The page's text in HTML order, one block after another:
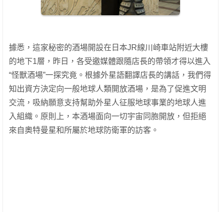
據悉，這家秘密的酒場開設在日本JR線川崎車站附近大樓
的地下1層，昨日，各受邀媒體跟隨店長的帶領才得以進入
“怪獸酒場”一探究竟。根據外星語翻譯店長的講話，我們得
知出資方決定向一般地球人類開放酒場，是為了促進文明
交流，吸納願意支持幫助外星人征服地球事業的地球人進
入組織。原則上，本酒場面向一切宇宙同胞開放，但拒絕
來自奧特曼星和所屬於地球防衛軍的訪客。